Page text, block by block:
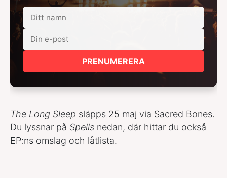
PRENUMERERA
The Long Sleep släpps 25 maj via Sacred Bones.
Du lyssnar på Spells nedan, där hittar du också
EP:ns omslag och låtlista.